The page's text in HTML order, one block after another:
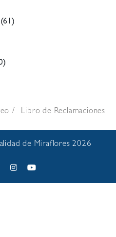
(61)
Libro de Reclamaciones
de Miraflores 2026